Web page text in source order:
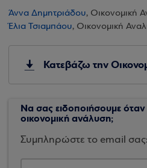
Άννα Δημητριάδου, Οικονομική
Έλια Τσιαμπάου, Οικονομική
Κατεβάζω την
Να σας ειδοποιήσουμε όταν
οικονομική ανάλυση;
Συμπληρώστε το email σας: